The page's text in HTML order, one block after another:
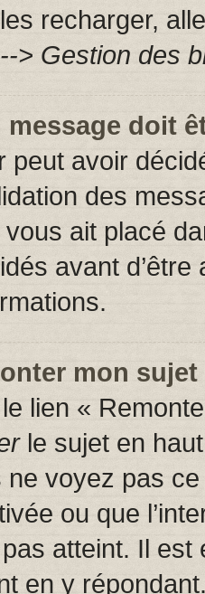
recharger,
> Gestion des
doit
peut avoir
des
vous ait placé
avant
mon sujet
lien «
le sujet en
voyez pas
ou que
pas atteint. Il
en y